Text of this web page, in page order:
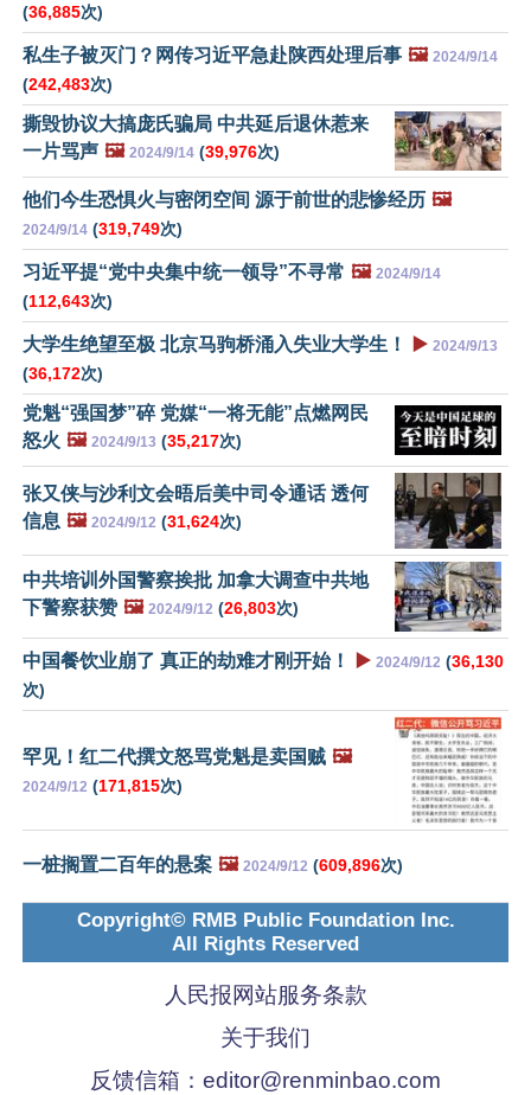
(36,885次)
私生子被灭门？网传习近平急赴陕西处理后事 🖼️ 2024/9/14
(242,483次)
撕毁协议大搞庞氏骗局 中共延后退休惹来
一片骂声 🖼️ 2024/9/14 (39,976次)
他们今生恐惧火与密闭空间 源于前世的悲惨经历 🖼️
2024/9/14 (319,749次)
习近平提“党中央集中统一领导”不寻常 🖼️ 2024/9/14
(112,643次)
大学生绝望至极 北京马驹桥涌入失业大学生！ ▶️ 2024/9/13
(36,172次)
党魁“强国梦”碎 党媒“一将无能”点燃网民
怒火 🖼️ 2024/9/13 (35,217次)
张又侠与沙利文会晤后美中司令通话 透何
信息 🖼️ 2024/9/12 (31,624次)
中共培训外国警察挨批 加拿大调查中共地
下警察获赞 🖼️ 2024/9/12 (26,803次)
中国餐饮业崩了 真正的劫难才刚开始！ ▶️ 2024/9/12 (36,130
次)
罕见！红二代撰文怒骂党魁是卖国贼 🖼️
2024/9/12 (171,815次)
一桩搁置二百年的悬案 🖼️ 2024/9/12 (609,896次)
Copyright© RMB Public Foundation Inc.
All Rights Reserved
人民报网站服务条款
关于我们
反馈信箱： editor@renminbao.com